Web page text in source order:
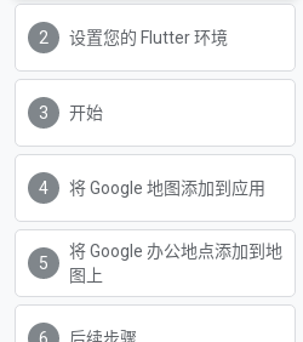
设置您的 Flutter 环境
开始
将 Google 地图添加到应用
将 Google 办公地点添加到地
图上